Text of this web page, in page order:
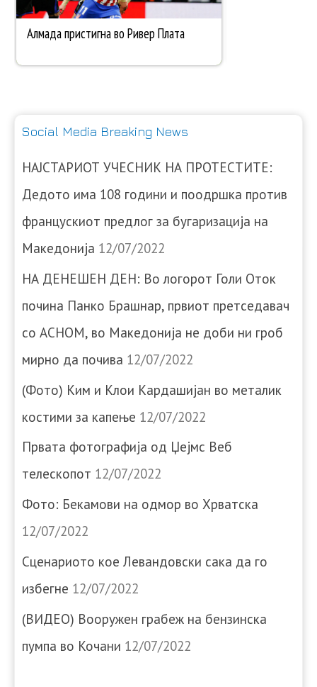
Social Media Breaking News
НАЈСТАРИОТ УЧЕСНИК НА ПРОТЕСТИТЕ:
Дедото има 108 години и поодршка против
францускиот предлог за бугаризација на
Македонија 12/07/2022
НА ДЕНЕШЕН ДЕН: Во логорот Голи Оток
почина Панко Брашнар, првиот претседавач
со АСНОМ, во Македонија не доби ни гроб
мирно да почива 12/07/2022
(Фото) Ким и Клои Кардашијан во металик
костими за капење 12/07/2022
Првата фотографија од Џејмс Веб
телескопот 12/07/2022
Фото: Бекамови на одмор во Хрватска
12/07/2022
Сценариото кое Левандовски сака да го
избегне 12/07/2022
(ВИДЕО) Вооружен грабеж на бензинска
пумпа во Кочани 12/07/2022